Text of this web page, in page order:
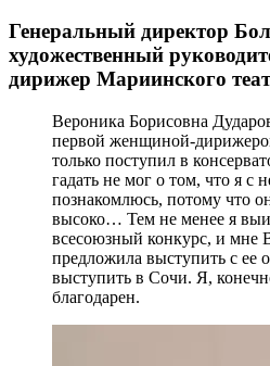
Генеральный директор
художественный
дирижер Мариинского
Вероника Борисовна
первой женщиной-
только поступил в
гадать не мог о том, что я с
познакомлюсь, потому что
высоко… Тем не менее я
всесоюзный конкурс, и мне
предложила выступить с ее
выступить в Сочи. Я,
благодарен.